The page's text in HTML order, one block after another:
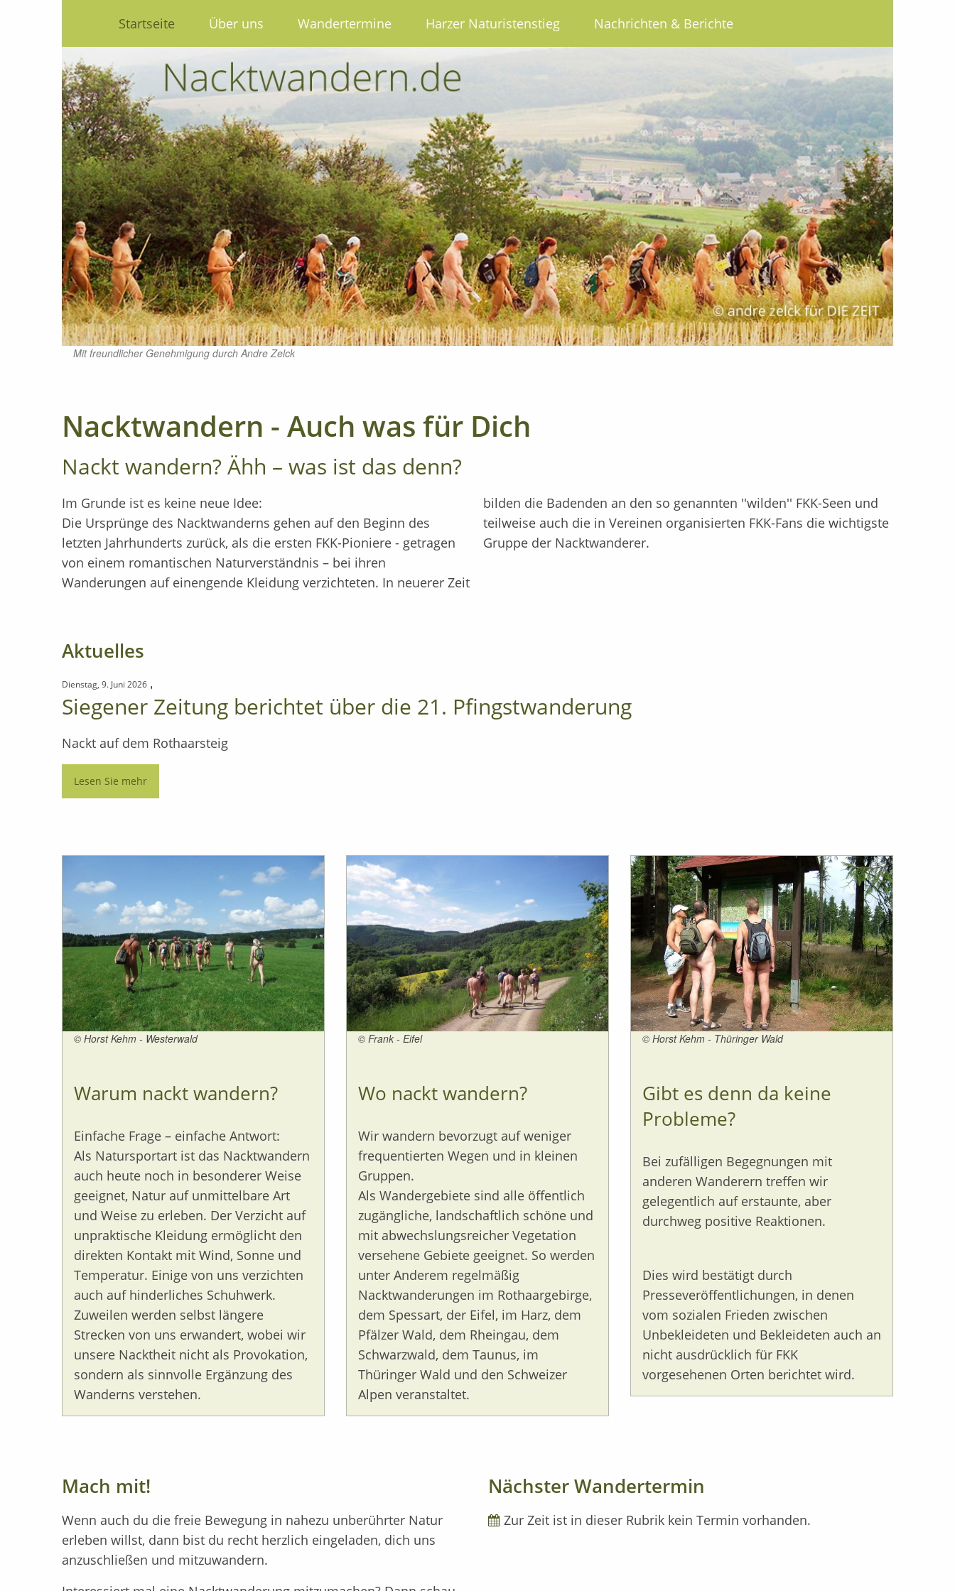
Startseite Über uns Wandertermine Harzer Naturistenstieg Nachrichten & Berichte
Mit freundlicher Genehmigung durch Andre Zelck
Nacktwandern - Auch was für Dich
Nackt wandern? Ähh – was ist das denn?
Im Grunde ist es keine neue Idee:
Die Ursprünge des Nacktwanderns gehen auf den Beginn des
letzten Jahrhunderts zurück, als die ersten FKK-Pioniere - getragen
von einem romantischen Naturverständnis – bei ihren
Wanderungen auf einengende Kleidung verzichteten. In neuerer Zeit
bilden die Badenden an den so genannten ''wilden'' FKK-Seen und
teilweise auch die in Vereinen organisierten FKK-Fans die wichtigste
Gruppe der Nacktwanderer.
Aktuelles
Dienstag, 9. Juni 2026 ,
Siegener Zeitung berichtet über die 21. Pfingstwanderung
Nackt auf dem Rothaarsteig
Lesen Sie mehr
© Horst Kehm - Westerwald
Warum nackt wandern?
Einfache Frage – einfache Antwort:
Als Natursportart ist das Nacktwandern
auch heute noch in besonderer Weise
geeignet, Natur auf unmittelbare Art
und Weise zu erleben. Der Verzicht auf
unpraktische Kleidung ermöglicht den
direkten Kontakt mit Wind, Sonne und
Temperatur. Einige von uns verzichten
auch auf hinderliches Schuhwerk.
Zuweilen werden selbst längere
Strecken von uns erwandert, wobei wir
unsere Nacktheit nicht als Provokation,
sondern als sinnvolle Ergänzung des
Wanderns verstehen.
© Frank - Eifel
Wo nackt wandern?
Wir wandern bevorzugt auf weniger
frequentierten Wegen und in kleinen
Gruppen.
Als Wandergebiete sind alle öffentlich
zugängliche, landschaftlich schöne und
mit abwechslungsreicher Vegetation
versehene Gebiete geeignet. So werden
unter Anderem regelmäßig
Nacktwanderungen im Rothaargebirge,
dem Spessart, der Eifel, im Harz, dem
Pfälzer Wald, dem Rheingau, dem
Schwarzwald, dem Taunus, im
Thüringer Wald und den Schweizer
Alpen veranstaltet.
© Horst Kehm - Thüringer Wald
Gibt es denn da keine
Probleme?
Bei zufälligen Begegnungen mit
anderen Wanderern treffen wir
gelegentlich auf erstaunte, aber
durchweg positive Reaktionen.
Dies wird bestätigt durch
Presseveröffentlichungen, in denen
vom sozialen Frieden zwischen
Unbekleideten und Bekleideten auch an
nicht ausdrücklich für FKK
vorgesehenen Orten berichtet wird.
Mach mit!
Wenn auch du die freie Bewegung in nahezu unberührter Natur
erleben willst, dann bist du recht herzlich eingeladen, dich uns
anzuschließen und mitzuwandern.
Nächster Wandertermin
Zur Zeit ist in dieser Rubrik kein Termin vorhanden.